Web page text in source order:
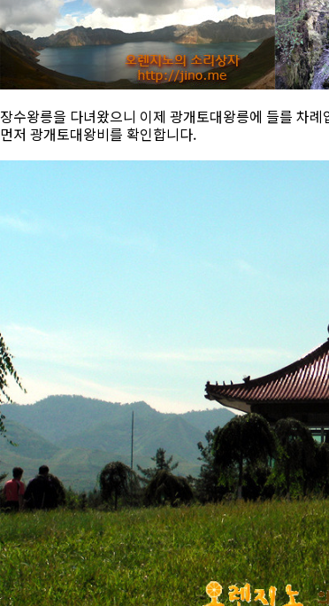
장수왕릉을 다녀왔으니 이제 광개토대왕릉에 들를 차례
먼저 광개토대왕비를 확인합니다.